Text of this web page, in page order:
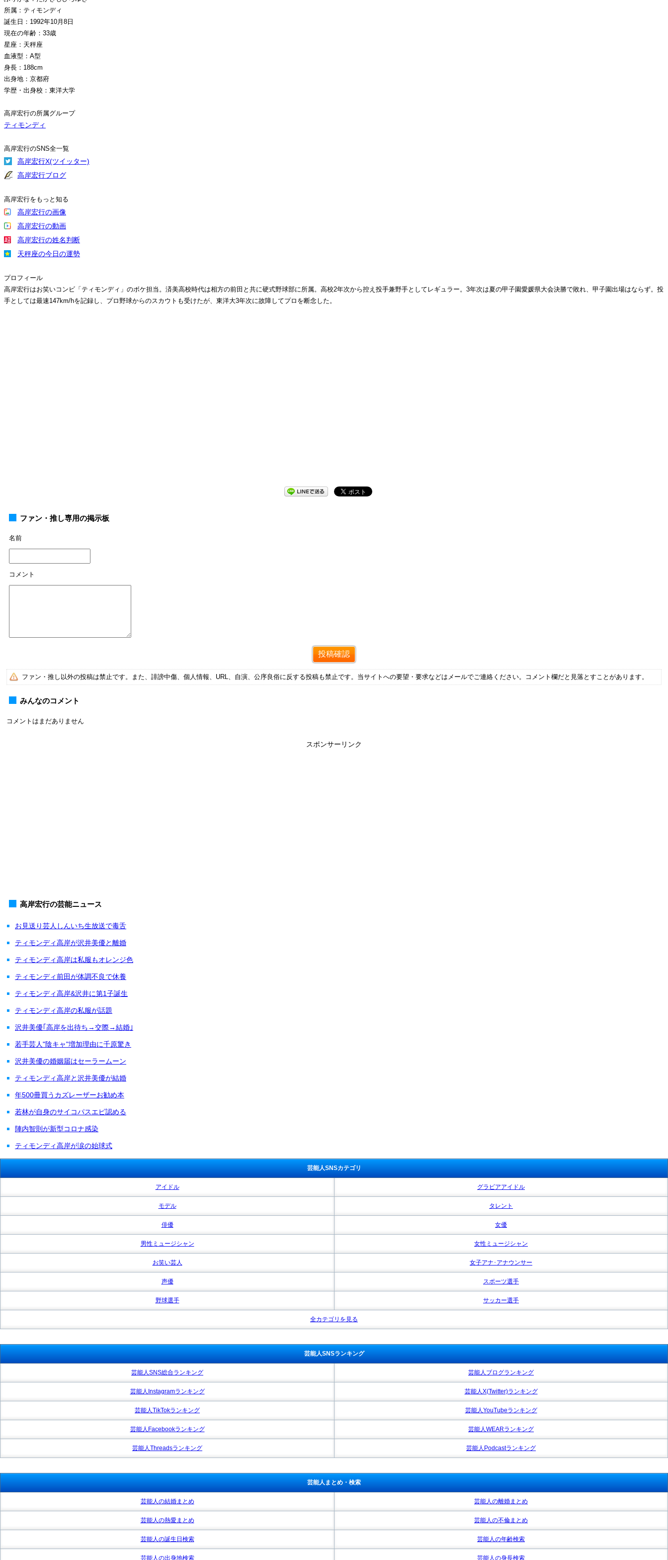
所属：ティモンディ
誕生日：1992年10月8日
現在の年齢：33歳
星座：天秤座
血液型：A型
身長：188cm
出身地：京都府
学歴・出身校：東洋大学
高岸宏行の所属グループ
ティモンディ
高岸宏行のSNS全一覧
高岸宏行X(ツイッター)
高岸宏行ブログ
高岸宏行をもっと知る
高岸宏行の画像
高岸宏行の動画
高岸宏行の姓名判断
天秤座の今日の運勢
プロフィール
高岸宏行はお笑いコンビ「ティモンディ」のボケ担当。済美高校時代は相方の前田と共に硬式野球部に所属。高校2年次から控え投手兼野手としてレギュラー。3年次は夏の甲子園愛媛県大会決勝で敗れ、甲子園出場はならず。投
手としては最速147km/hを記録し、プロ野球からのスカウトも受けたが、東洋大3年次に故障してプロを断念した。
ファン・推し専用の掲示板
名前
コメント
ファン・推し以外の投稿は禁止です。また、誹謗中傷、個人情報、URL、自演、公序良俗に反する投稿も禁止です。当サイトへの要望・要求などはメールでご連絡ください。コメント欄だと見落とすことがあります。
みんなのコメント
コメントはまだありません
スポンサーリンク
高岸宏行の芸能ニュース
お見送り芸人しんいち生放送で毒舌
ティモンディ高岸が沢井美優と離婚
ティモンディ高岸は私服もオレンジ色
ティモンディ前田が体調不良で休養
ティモンディ高岸&沢井に第1子誕生
ティモンディ高岸の私服が話題
沢井美優｢高岸を出待ち→交際→結婚｣
若手芸人"陰キャ"増加理由に千原驚き
沢井美優の婚姻届はセーラームーン
ティモンディ高岸と沢井美優が結婚
年500冊買うカズレーザーお勧め本
若林が自身のサイコパスエピ認める
陣内智則が新型コロナ感染
ティモンディ高岸が涙の始球式
芸能人SNSカテゴリ
アイドル グラビアアイドル
モデル タレント
俳優 女優
男性ミュージシャン 女性ミュージシャン
お笑い芸人 女子アナ･アナウンサー
声優 スポーツ選手
野球選手 サッカー選手
全カテゴリを見る
芸能人SNSランキング
芸能人SNS総合ランキング 芸能人ブログランキング
芸能人Instagramランキング 芸能人X(Twitter)ランキング
芸能人TikTokランキング 芸能人YouTubeランキング
芸能人Facebookランキング 芸能人WEARランキング
芸能人Threadsランキング 芸能人Podcastランキング
芸能人まとめ・検索
芸能人の結婚まとめ 芸能人の離婚まとめ
芸能人の熱愛まとめ 芸能人の不倫まとめ
芸能人の誕生日検索 芸能人の年齢検索
芸能人の出身地検索 芸能人の身長検索